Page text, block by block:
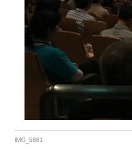
IMG_5861